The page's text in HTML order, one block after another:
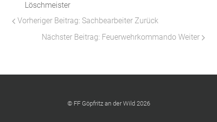
Löschmeister
Vorheriger Beitrag: Sachbearbeiter Zurück
Nächster Beitrag: Feuerwehrkommando Weiter
© FF Göpfritz an der Wild 2026